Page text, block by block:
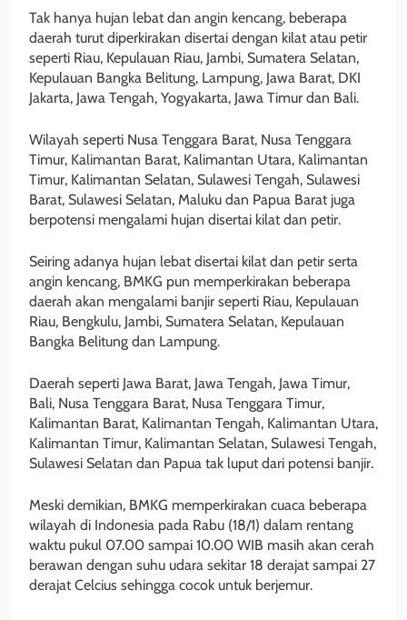
Tak hanya hujan lebat dan angin kencang, beberapa
daerah turut diperkirakan disertai dengan kilat atau petir
seperti Riau, Kepulauan Riau, Jambi, Sumatera Selatan,
Kepulauan Bangka Belitung, Lampung, Jawa Barat, DKI
Jakarta, Jawa Tengah, Yogyakarta, Jawa Timur dan Bali.
Wilayah seperti Nusa Tenggara Barat, Nusa Tenggara
Timur, Kalimantan Barat, Kalimantan Utara, Kalimantan
Timur, Kalimantan Selatan, Sulawesi Tengah, Sulawesi
Barat, Sulawesi Selatan, Maluku dan Papua Barat juga
berpotensi mengalami hujan disertai kilat dan petir.
Seiring adanya hujan lebat disertai kilat dan petir serta
angin kencang, BMKG pun memperkirakan beberapa
daerah akan mengalami banjir seperti Riau, Kepulauan
Riau, Bengkulu, Jambi, Sumatera Selatan, Kepulauan
Bangka Belitung dan Lampung.
Daerah seperti Jawa Barat, Jawa Tengah, Jawa Timur,
Bali, Nusa Tenggara Barat, Nusa Tenggara Timur,
Kalimantan Barat, Kalimantan Tengah, Kalimantan Utara,
Kalimantan Timur, Kalimantan Selatan, Sulawesi Tengah,
Sulawesi Selatan dan Papua tak luput dari potensi banjir.
Meski demikian, BMKG memperkirakan cuaca beberapa
wilayah di Indonesia pada Rabu (18/1) dalam rentang
waktu pukul 07.00 sampai 10.00 WIB masih akan cerah
berawan dengan suhu udara sekitar 18 derajat sampai 27
derajat Celcius sehingga cocok untuk berjemur.